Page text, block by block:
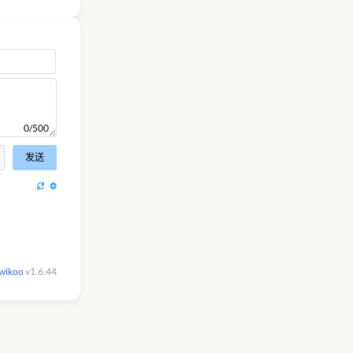
0/500
发送
v1.6.44